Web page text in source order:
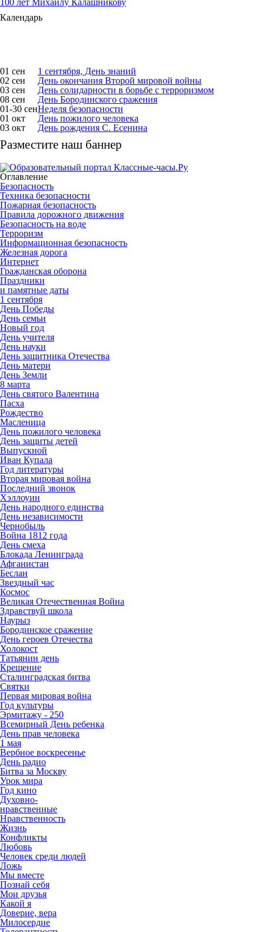
100 лет Михаилу Калашникову
Календарь
01 сен
1 сентября, День знаний
02 сен
День окончания Второй мировой войны
03 сен
День солидарности в борьбе с терроризмом
08 сен
День Бородинского сражения
01-30 сенНеделя безопасности
01 окт
День пожилого человека
03 окт
День рождения С. Есенина
Разместите наш баннер
Оглавление
Безопасность
Техника безопасности
Пожарная безопасность
Правила дорожного движения
Безопасность на воде
Терроризм
Информационная безопасность
Железная дорога
Интернет
Гражданская оборона
Праздники
и памятные даты
1 сентября
День Победы
День семьи
Новый год
День учителя
День науки
День защитника Отечества
День матери
День Земли
8 марта
День святого Валентина
Пасха
Рождество
Масленица
День пожилого человека
День защиты детей
Выпускной
Иван Купала
Год литературы
Вторая мировая война
Последний звонок
Хэллоуин
День народного единства
День независимости
Чернобыль
Война 1812 года
День смеха
Блокада Ленинграда
Афганистан
Беслан
Звездный час
Космос
Великая Отечественная Война
Здравствуй школа
Наурыз
Бородинское сражение
День героев Отечества
Холокост
Татьянин день
Крещение
Сталинградская битва
Святки
Первая мировая война
Год культуры
Эрмитажу - 250
Всемирный День ребенка
День прав человека
1 мая
Вербное воскресенье
День радио
Битва за Москву
Урок мира
Год кино
Духовно-
нравственные
Нравственность
Жизнь
Конфликты
Любовь
Человек среди людей
Ложь
Мы вместе
Познай себя
Мои друзья
Какой я
Доверие, вера
Милосердие